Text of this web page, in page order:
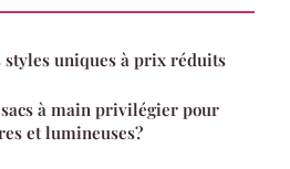
styles uniques à prix réduits
à main privilégier pour
et lumineuses?